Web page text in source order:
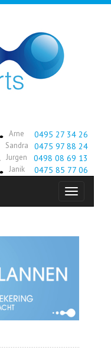
Arne 0495 27 34 26
Sandra 0475 97 88 24
Jurgen 0498 08 69 13
Janik 0475 85 77 06
Toggle